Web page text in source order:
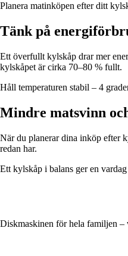
Planera matinköpen efter ditt
Tänk på
Ett överfullt kylskåp drar mer
kylskåpet är cirka 70–80 % fullt.
Håll temperaturen stabil – 4
Mindre matsvinn
När du planerar dina inköp efter
redan har.
Ett kylskåp i balans ger en
Diskmaskinen för hela familjen –